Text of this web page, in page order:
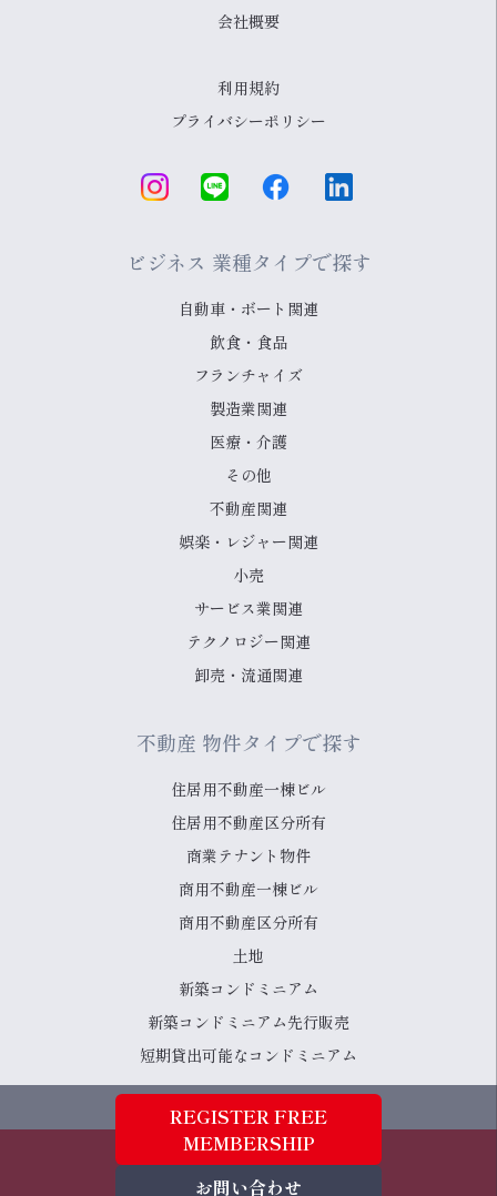
REGISTER FREE
MEMBERSHIP
お問い合わせ
会社概要
利用規約
プライバシーポリシー
不動産 物件タイプで探す
住居用不動産一棟ビル
住居用不動産区分所有
商業テナント物件
商用不動産一棟ビル
商用不動産区分所有
土地
新築コンドミニアム
新築コンドミニアム先行販売
短期貸出可能なコンドミニアム
ビジネス 業種タイプで探す
自動車・ボート関連
飲食・食品
フランチャイズ
製造業関連
医療・介護
その他
不動産関連
娯楽・レジャー関連
小売
サービス業関連
テクノロジー関連
卸売・流通関連
Copyright © 2023 YourTurn.Inc